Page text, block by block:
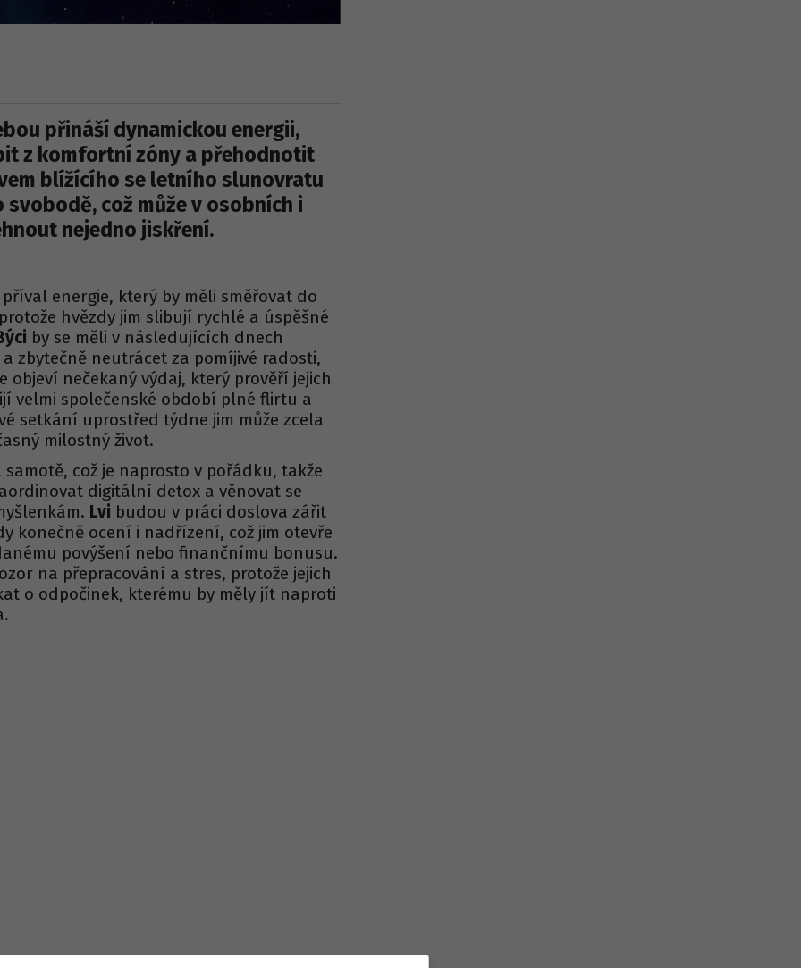
přináší dynamickou energii,
z komfortní zóny a přehodnotit
blížícího se letního slunovratu
což může v osobních i
nejedno jiskření.
energie, který by měli směřovat do
hvězdy jim slibují rychlé a úspěšné
by se měli v následujících dnech
zbytečně neutrácet za pomíjivé radosti,
objeví nečekaný výdaj, který prověří jejich
velmi společenské období plné flirtu a
setkání uprostřed týdne jim může zcela
milostný život.
což je naprosto v pořádku, takže
digitální detox a věnovat se
Lvi budou v práci doslova zářit
konečně ocení i nadřízení, což jim otevře
povýšení nebo finančnímu bonusu.
na přepracování a stres, protože jejich
o odpočinek, kterému by měly jít naproti